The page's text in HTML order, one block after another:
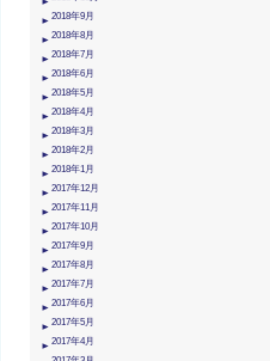
2018年9月
2018年8月
2018年7月
2018年6月
2018年5月
2018年4月
2018年3月
2018年2月
2018年1月
2017年12月
2017年11月
2017年10月
2017年9月
2017年8月
2017年7月
2017年6月
2017年5月
2017年4月